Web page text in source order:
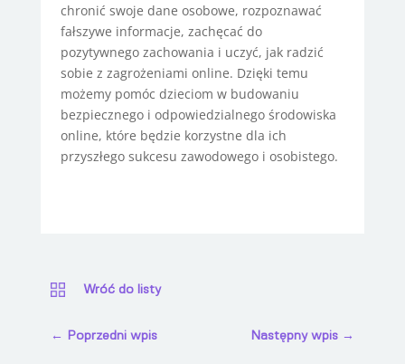
chronić swoje dane osobowe, rozpoznawać
fałszywe informacje, zachęcać do
pozytywnego zachowania i uczyć, jak radzić
sobie z zagrożeniami online. Dzięki temu
możemy pomóc dzieciom w budowaniu
bezpiecznego i odpowiedzialnego środowiska
online, które będzie korzystne dla ich
przyszłego sukcesu zawodowego i osobistego.
Wróć do listy
← Poprzedni wpis Następny wpis →